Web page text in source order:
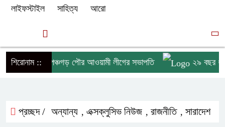
লাইফস্টাইল সাহিত্য আরো
শিরোনাম ::
গ্রেপ্তার পঞ্চগড় পৌর আওয়ামী লীগের সভাপতি ২৯ বছর ধরে
প্রচ্ছদ / অন্যান্য , এক্সক্লুসিভ নিউজ , রাজনীতি , সারাদেশ